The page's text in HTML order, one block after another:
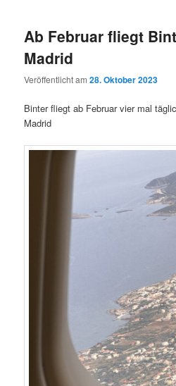
Ab Februar fliegt
Madrid
Veröffentlicht am28. Oktober 2023
Binter fliegt ab Februar vier mal
Madrid